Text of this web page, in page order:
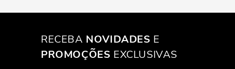
RECEBA NOVIDADES E
PROMOÇÕES EXCLUSIVAS